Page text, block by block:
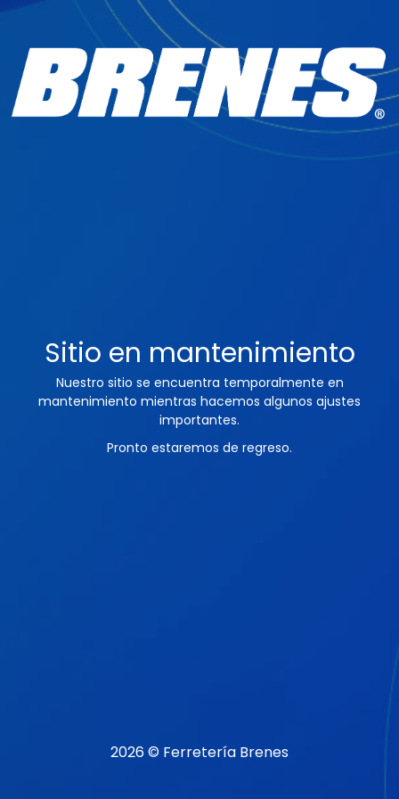
Sitio en mantenimiento
Nuestro sitio se encuentra temporalmente en
mantenimiento mientras hacemos algunos ajustes
importantes.
Pronto estaremos de regreso.
2026 © Ferretería Brenes